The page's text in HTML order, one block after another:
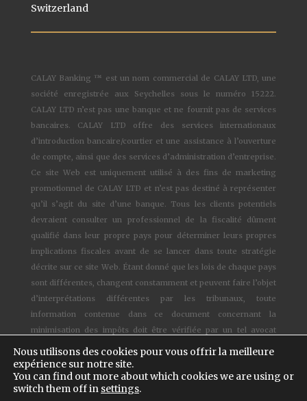
Switzerland
CALAY Banking ™ est un nom commercial de CALAY LTD, une
société enregistrée aux Seychelles sous le numéro 15222.
CALAY LTD n’est pas une banque et ne fournit pas de services
bancaires. CALAY LTD offre des services internationaux
d’introduction bancaire/courtier et une assistance à l’ouverture
de compte, ainsi que des services d’administration d’entreprise.
Ce site Web est uniquement utilisé à des fins de marketing
promotionnel de CALAY LTD et n’est pas destiné à représenter
qu’il s’agit du site d’une banque. Tous les clients potentiels
devraient consulter un professionnel de la fiscalité dûment
qualifié dans leur propre pays pour déterminer leurs propres
implications fiscales avant de se lancer dans toute stratégie
décrite sur ce site Web. Étant donné que les lois de chaque pays
sont différentes, changent constamment et peuvent faire l’objet
d’interprétations différentes par les tribunaux, toute
information contenue dans ce document concernant la
minimisation des impôts doit être vérifiée par un tel avocat
qualifié et compétent.
© 1997-2024CALAY Banking™ - Tous droits réservés –Cookies
Nous utilisons des cookies pour vous offrir la meilleure
expérience sur notre site.
You can find out more about which cookies we are using or
switch them off in settings.